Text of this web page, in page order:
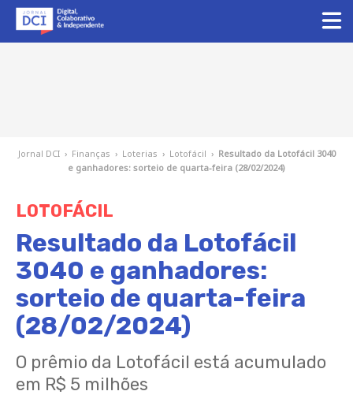
Jornal DCI › Finanças › Loterias › Lotofácil › Resultado da Lotofácil 3040
e ganhadores: sorteio de quarta-feira (28/02/2024)
LOTOFÁCIL
Resultado da Lotofácil
3040 e ganhadores:
sorteio de quarta-feira
(28/02/2024)
O prêmio da Lotofácil está acumulado
em R$ 5 milhões